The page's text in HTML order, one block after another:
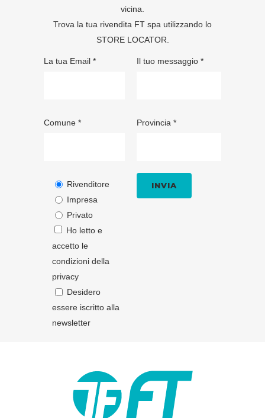
vicina.
Trova la tua rivendita FT spa utilizzando lo
STORE LOCATOR
La tua Email *
Comune *
Rivenditore
Impresa
Privato
Ho letto e
accetto le
condizioni della
privacy
Desidero
essere iscritto alla
newsletter
Il tuo messaggio *
Provincia *